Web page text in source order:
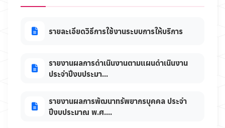
รายละเอียดวิธีการใช้งานระบบการให้บริการ
รายงานผลการดำเนินงานตามแผนดำเนินงาน
ประจำปีงบประมา...
รายงานผลการพัฒนาทรัพยากรบุคคล ประจำ
ปีงบประมาณ พ.ศ....